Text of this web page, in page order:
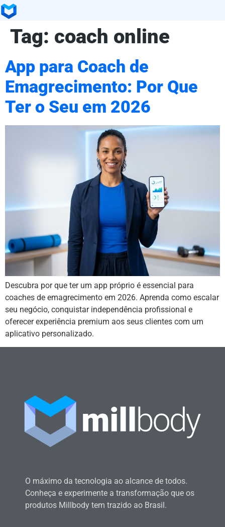
Tag: coach online
App para Coach de
Emagrecimento: Por Que
Ter o Seu em 2026
Descubra por que ter um app próprio é essencial para
coaches de emagrecimento em 2026. Aprenda como escalar
seu negócio, conquistar independência profissional e
oferecer experiência premium aos seus clientes com um
aplicativo personalizado.
O máximo da tecnologia ao alcance de todos.
Conheça e experimente a transformação que os
produtos Millbody tem trazido ao Brasil.